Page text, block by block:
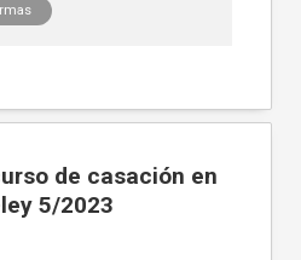
de casación en
5/2023